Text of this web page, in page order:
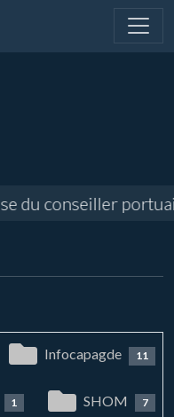
conseiller portuaire
Infocapagde 11
1 SHOM 7